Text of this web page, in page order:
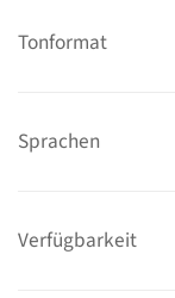
Tonformat
Sprachen
Verfügbarkeit